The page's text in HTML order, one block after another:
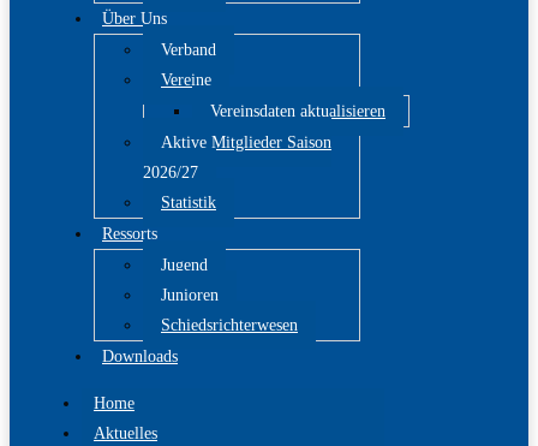
Über Uns
Verband
Vereine
Vereinsdaten aktualisieren
Aktive Mitglieder Saison
2026/27
Statistik
Ressorts
Jugend
Junioren
Schiedsrichterwesen
Downloads
Home
Aktuelles